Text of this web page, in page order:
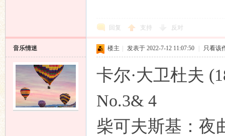
回复 支持 反对
音乐情迷 楼主 发表于 2022-7-12 11:07:50 只看该
卡尔·大卫杜夫
No.3& 4
柴可夫斯基：夜